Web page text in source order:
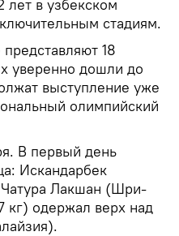
в узбекском
стадиям.
18
уверенно дошли до
выступление уже
олимпийский
В первый день
Искандарбек
Лакшан (Шри-
кг) одержал верх над